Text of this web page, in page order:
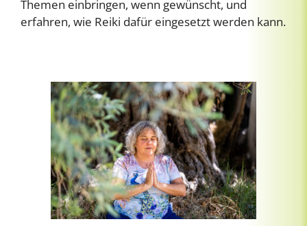
Themen einbringen, wenn gewünscht, und
erfahren, wie Reiki dafür eingesetzt werden kann.